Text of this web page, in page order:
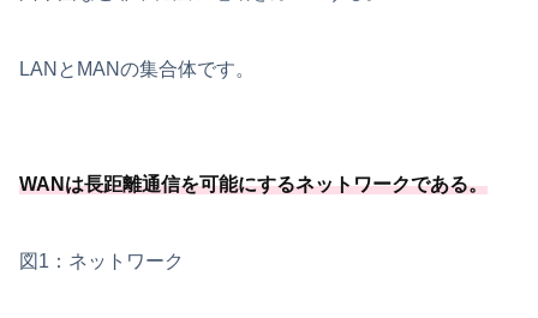
LANとMANの集合体です。
WANは長距離通信を可能にするネットワークである。
図1：ネットワーク